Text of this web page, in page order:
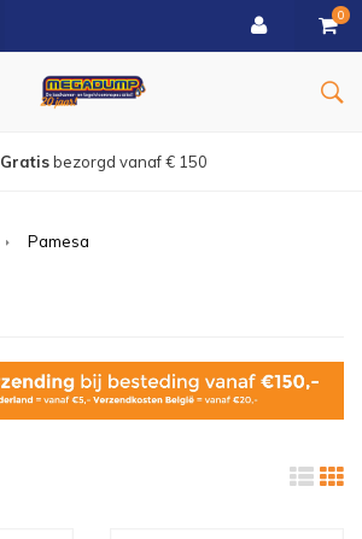
0
Gratisbezorgd vanaf € 150
Pamesa